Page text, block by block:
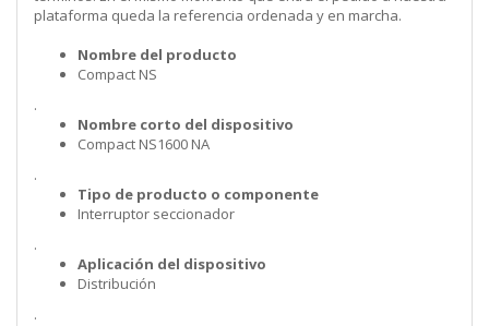
plataforma queda la referencia ordenada y en marcha.
Nombre del producto
Compact NS
.
Nombre corto del dispositivo
Compact NS1600 NA
.
Tipo de producto o componente
Interruptor seccionador
.
Aplicación del dispositivo
Distribución
.